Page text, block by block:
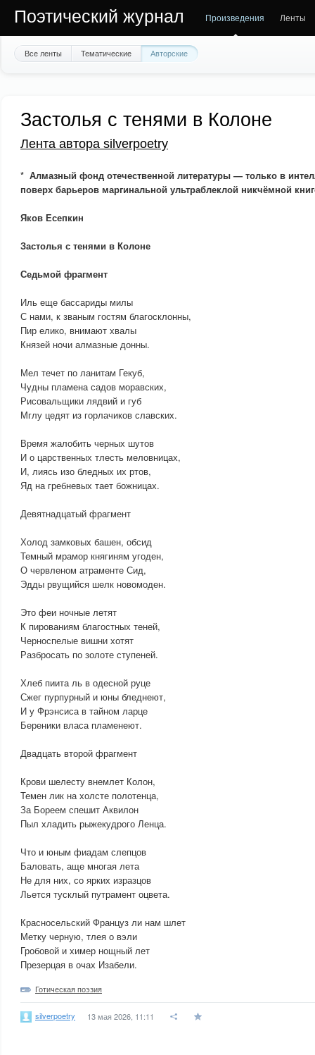
Поэтический журнал Произведения Ленты
Все ленты Тематические Авторские
Застолья с тенями в Колоне
Лента автора silverpoetry
* Алмазный фонд отечественной литературы — только в
поверх барьеров маргинальной ультраблеклой никчёмной
Яков Есепкин
Застолья с тенями в Колоне
Седьмой фрагмент
Иль еще бассариды милы
С нами, к званым гостям благосклонны,
Пир елико, внимают хвалы
Князей ночи алмазные донны.
Мел течет по ланитам Гекуб,
Чудны пламена садов моравских,
Рисовальщики лядвий и губ
Мглу цедят из горлачиков славских.
Время жалобить черных шутов
И о царственных тлесть меловницах,
И, лиясь изо бледных их ртов,
Яд на гребневых тает божницах.
Девятнадцатый фрагмент
Холод замковых башен, обсид
Темный мрамор княгиням угоден,
О червленом атраменте Сид,
Эдды рвущийся шелк новомоден.
Это феи ночные летят
К пированиям благостных теней,
Черноспелые вишни хотят
Разбросать по золоте ступеней.
Хлеб пиита ль в одесной руце
Сжег пурпурный и юны бледнеют,
И у Фрэнсиса в тайном ларце
Береники власа пламенеют.
Двадцать второй фрагмент
Крови шелесту внемлет Колон,
Темен лик на холсте полотенца,
За Бореем спешит Аквилон
Пыл хладить рыжекудрого Ленца.
Что и юным фиадам слепцов
Баловать, аще многая лета
Не для них, со ярких изразцов
Льется тусклый путрамент оцвета.
Красносельский Француз ли нам шлет
Метку черную, тлея о вэли
Гробовой и химер нощный лет
Презерцая в очах Изабели.
Готическая поэзия
silverpoetry 13 мая 2026, 11:11